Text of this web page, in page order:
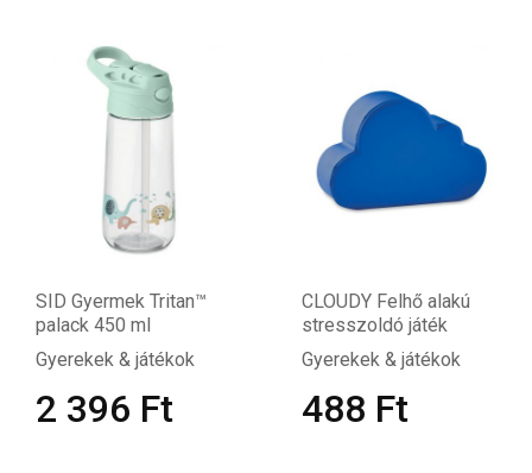
SID Gyermek Tritan™
palack 450 ml
Gyerekek & játékok
2 396 Ft
CLOUDY Felhő alakú
stresszoldó játék
Gyerekek & játékok
488 Ft